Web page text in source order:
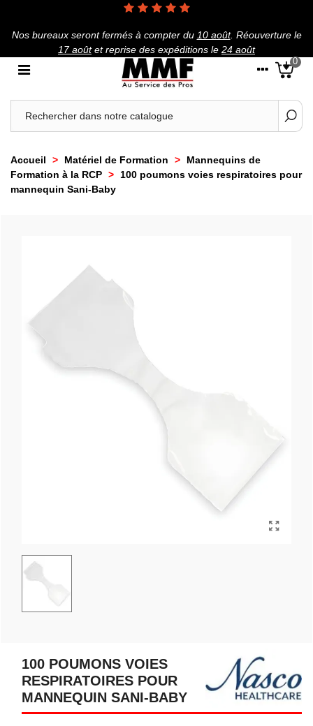
Nos bureaux seront fermés à compter du 10 août. Réouverture le
17 aoûtet reprise des expéditions le 24 août
0
Accueil > Matériel de Formation >
Mannequins de
Formation à la RCP >
100 poumons voies respiratoires pour
mannequin Sani-Baby
100 POUMONS VOIES
RESPIRATOIRES POUR
MANNEQUIN SANI-BABY